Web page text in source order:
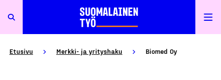
Etusivu Merkki- ja yrityshaku Biomed Oy